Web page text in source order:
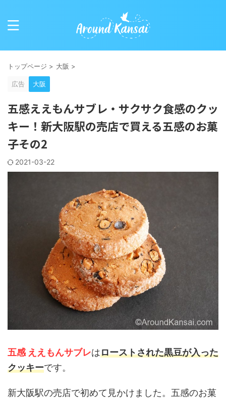
トップページ > 大阪 >
広告 大阪
五感ええもんサブレ・サクサク食感のクッ
キー！新大阪駅の売店で買える五感のお菓
子その2
2021-03-22
五感 ええもんサブレはローストされた黒豆が入った
クッキーです。
新大阪駅の売店で初めて見かけました。五感のお菓